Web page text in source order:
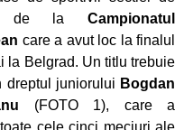
Ceahlăul!
în Italia
canotaj
de la Campionatul
care a avut loc la finalul
la Belgrad. Un titlu trebuie
dreptul juniorului Bogdan
(FOTO 1), care a
cele cinci meciuri ale